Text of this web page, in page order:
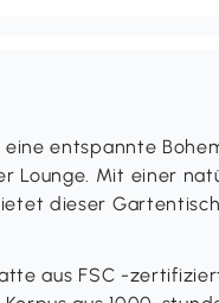
entspannte
Lounge. Mit einer
dieser
aus FSC -